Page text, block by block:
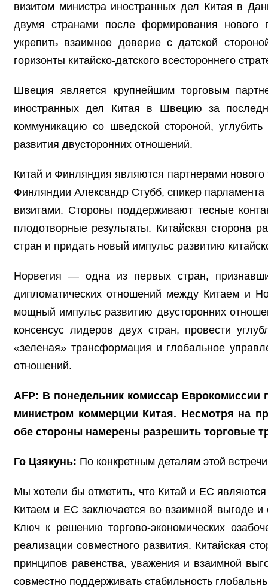
визитом министра иностранных дел Китая в
двумя странами после формирования нового
укрепить взаимное доверие с датской
горизонты китайско-датского всестороннего
Швеция является крупнейшим торговым
иностранных дел Китая в Швецию за
коммуникацию со шведской стороной,
развития двусторонних отношений.
Китай и Финляндия являются партнерами
Финляндии Александр Стубб, спикер
визитами. Стороны поддерживают тесные
плодотворные результаты. Китайская сторона
стран и придать новый импульс развитию
Норвегия — одна из первых стран,
дипломатических отношений между Китаем и
мощный импульс развитию двусторонних
консенсус лидеров двух стран, провести
«зеленая» трансформация и глобальное
отношений.
AFP: В понедельник комиссар
министром коммерции Китая. Несмотря на
обе стороны намерены разрешить торговые
Го Цзякунь: По конкретным деталям этой
Мы хотели бы отметить, что Китай и ЕС являются
Китаем и ЕС заключается во взаимной выгоде
Ключ к решению торгово-экономических
реализации совместного развития. Китайская
принципов равенства, уважения и взаимной
совместно поддерживать стабильность